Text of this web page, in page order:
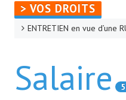
> VOS DROITS
ENTRETIEN en vue d’une
Salaire 5